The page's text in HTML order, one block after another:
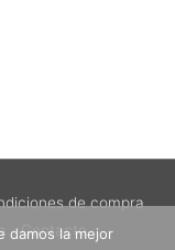
de compra
Contacto
damos la mejor